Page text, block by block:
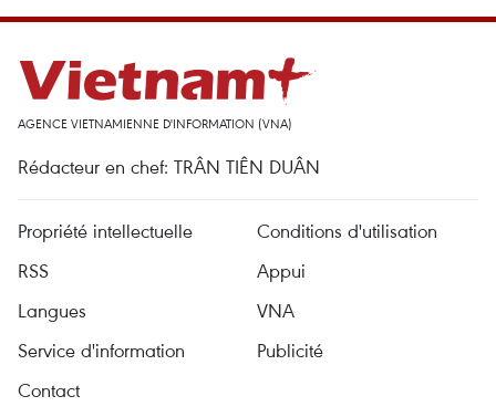
AGENCE VIETNAMIENNE D'INFORMATION (VNA)
Rédacteur en chef: TRÂN TIÊN DUÂN
Propriété intellectuelle
Conditions d'utilisation
RSS
Appui
Langues
VNA
Service d'information
Publicité
Contact